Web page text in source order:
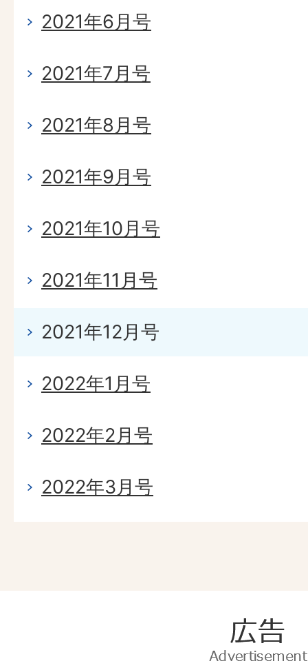
2021年6月号
2021年7月号
2021年8月号
2021年9月号
2021年10月号
2021年11月号
2021年12月号
2022年1月号
2022年2月号
2022年3月号
告